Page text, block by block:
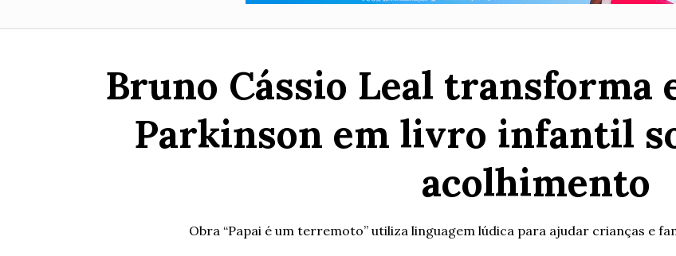
Bruno Cássio Leal transforma
Parkinson em livro infantil
acolhimento
Obra “Papai é um terremoto” utiliza linguagem lúdica para ajudar crianças e